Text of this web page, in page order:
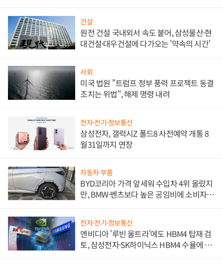
건설
원전 건설 국내외서 속도 붙어, 삼성물산·현
대건설·대우건설에 다가오는 '약속의 시간'
사회
미국 법원 "트럼프 정부 풍력 프로젝트 동결
조치는 위법", 해제 명령 내려
전자·전기·정보통신
삼성전자, 갤럭시Z 폴드8 사전예약 개통 8
월31일까지 연장
자동차·부품
BYD코리아 가격 앞세워 수입차 4위 올랐지
만, BMW·벤츠보다 높은 공임비에 소비자
전자·전기·정보통신
엔비디아 '루빈 울트라'에도 HBM4 탑재 검
토, 삼성전자·SK하이닉스 HBM4 수율에 주